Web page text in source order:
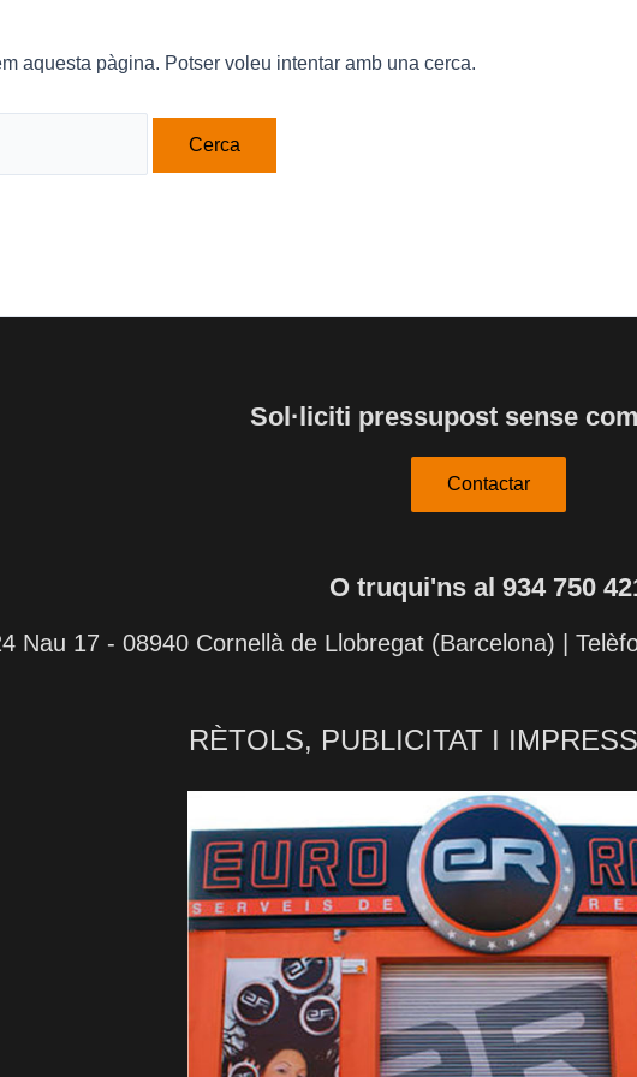
aquesta pàgina. Potser voleu intentar amb una cerca.
Sol·liciti pressupost sense
Contactar
O truqui'ns al 934 750
Nau 17 - 08940 Cornellà de Llobregat (Barcelona) |
RÈTOLS, PUBLICITAT I